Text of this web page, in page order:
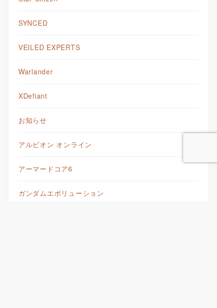
SYNCED
VEILED EXPERTS
Warlander
XDefiant
お知らせ
アルビオン オンライン
アーマードコア6
ガンダムエボリューション